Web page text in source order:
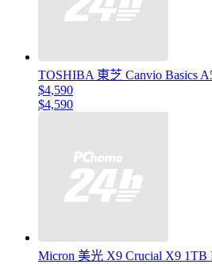
TOSHIBA 東芝 Canvio Basics
$4,590
$4,590
Micron 美光 X9 Crucial X9 1TB